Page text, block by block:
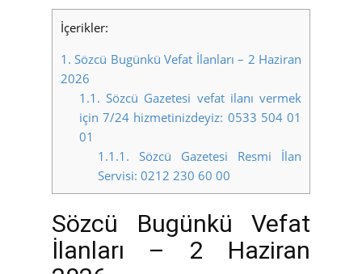
İçerikler:
1. Sözcü Bugünkü Vefat İlanları – 2 Haziran
2026
1.1. Sözcü Gazetesi vefat ilanı vermek
için 7/24 hizmetinizdeyiz: 0533 504 01
01
1.1.1. Sözcü Gazetesi Resmi İlan
Servisi: 0212 230 60 00
Sözcü Bugünkü Vefat
İlanları – 2 Haziran